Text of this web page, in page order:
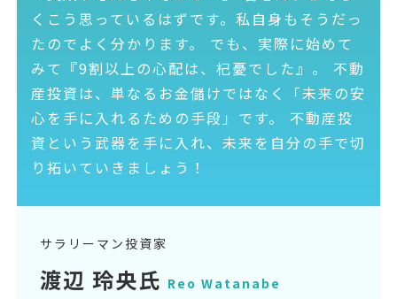
くこう思っているはずです。私自身もそうだっ
たのでよく分かります。 でも、実際に始めて
みて『9割以上の心配は、杞憂でした』。 不動
産投資は、単なるお金儲けではなく「未来の安
心を手に入れるための手段」です。 不動産投
資という武器を手に入れ、未来を自分の手で切
り拓いていきましょう！
サラリーマン投資家
渡辺 玲央氏 Reo Watanabe